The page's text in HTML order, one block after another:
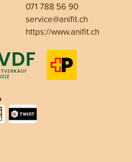
071 788 56 90
service@anifit.ch
https://www.anifit.ch